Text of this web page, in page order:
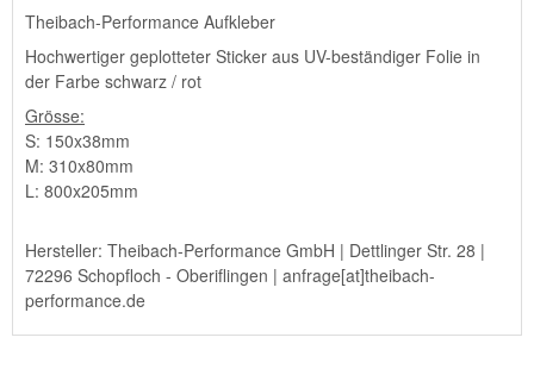
Theibach-Performance Aufkleber
Hochwertiger geplotteter Sticker aus UV-beständiger Folie in
der Farbe schwarz / rot
Grösse:
S: 150x38mm
M: 310x80mm
L: 800x205mm
Hersteller: Theibach-Performance GmbH | Dettlinger Str. 28 |
72296 Schopfloch - Oberiflingen | anfrage[at]theibach-
performance.de